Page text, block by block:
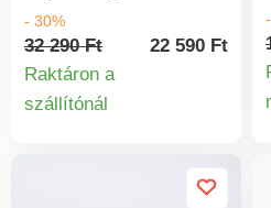
nyűgözzenek le. Kiváló
minőségű bőrből
készültek és puha
rendelkeznek, így még a
- 30%
32 290 Ft
22 590 Ft
Raktáron a
szállítónál